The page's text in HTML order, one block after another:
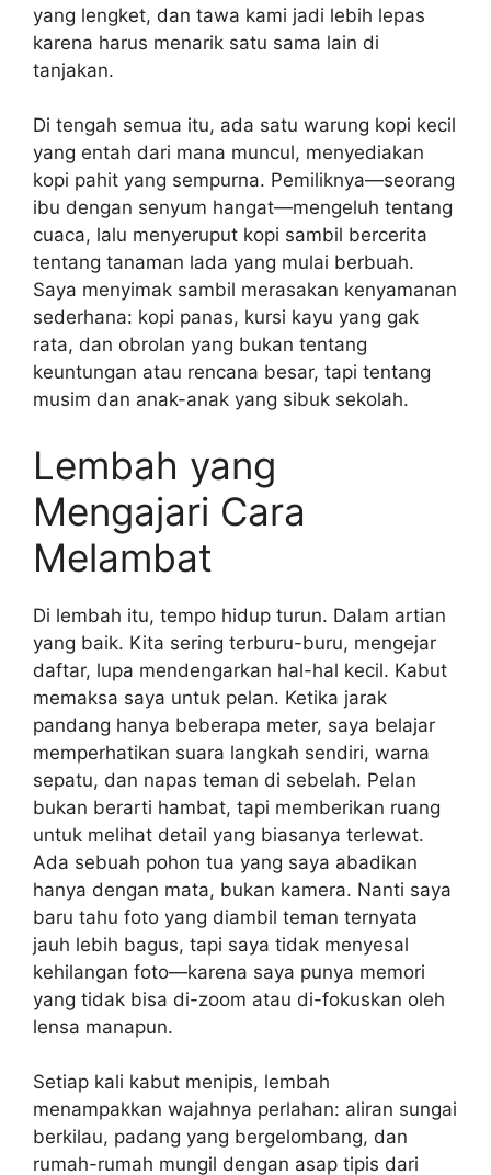
yang lengket, dan tawa kami jadi lebih lepas
karena harus menarik satu sama lain di
tanjakan.
Di tengah semua itu, ada satu warung kopi kecil
yang entah dari mana muncul, menyediakan
kopi pahit yang sempurna. Pemiliknya—seorang
ibu dengan senyum hangat—mengeluh tentang
cuaca, lalu menyeruput kopi sambil bercerita
tentang tanaman lada yang mulai berbuah.
Saya menyimak sambil merasakan kenyamanan
sederhana: kopi panas, kursi kayu yang gak
rata, dan obrolan yang bukan tentang
keuntungan atau rencana besar, tapi tentang
musim dan anak-anak yang sibuk sekolah.
Lembah yang
Mengajari Cara
Melambat
Di lembah itu, tempo hidup turun. Dalam artian
yang baik. Kita sering terburu-buru, mengejar
daftar, lupa mendengarkan hal-hal kecil. Kabut
memaksa saya untuk pelan. Ketika jarak
pandang hanya beberapa meter, saya belajar
memperhatikan suara langkah sendiri, warna
sepatu, dan napas teman di sebelah. Pelan
bukan berarti hambat, tapi memberikan ruang
untuk melihat detail yang biasanya terlewat.
Ada sebuah pohon tua yang saya abadikan
hanya dengan mata, bukan kamera. Nanti saya
baru tahu foto yang diambil teman ternyata
jauh lebih bagus, tapi saya tidak menyesal
kehilangan foto—karena saya punya memori
yang tidak bisa di-zoom atau di-fokuskan oleh
lensa manapun.
Setiap kali kabut menipis, lembah
menampakkan wajahnya perlahan: aliran sungai
berkilau, padang yang bergelombang, dan
rumah-rumah mungil dengan asap tipis dari